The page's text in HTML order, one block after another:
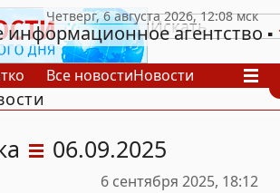
информационное агентство
Все новостиНовости
06.09.2025
6 сентября 2025, 18:12